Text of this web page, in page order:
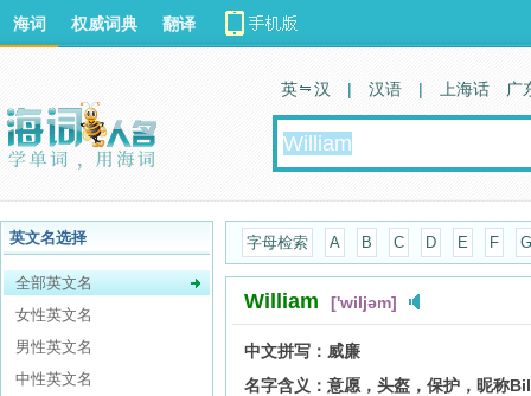
海词 权威词典 翻译
英 汉 | 汉语 | 上海话 广
英文名选择
全部英文名
女性英文名
男性英文名
中性英文名
字母检索 A B C D E F G
William ['wiljəm]
中文拼写： 威廉
名字含义： 意愿，头盔，保护，昵称